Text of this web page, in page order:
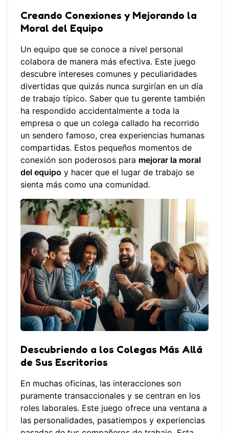
Creando Conexiones y Mejorando la
Moral del Equipo
Un equipo que se conoce a nivel personal
colabora de manera más efectiva. Este juego
descubre intereses comunes y peculiaridades
divertidas que quizás nunca surgirían en un día
de trabajo típico. Saber que tu gerente también
ha respondido accidentalmente a toda la
empresa o que un colega callado ha recorrido
un sendero famoso, crea experiencias humanas
compartidas. Estos pequeños momentos de
conexión son poderosos para mejorar la moral
del equipo y hacer que el lugar de trabajo se
sienta más como una comunidad.
Descubriendo a los Colegas Más Allá
de Sus Escritorios
En muchas oficinas, las interacciones son
puramente transaccionales y se centran en los
roles laborales. Este juego ofrece una ventana a
las personalidades, pasatiempos y experiencias